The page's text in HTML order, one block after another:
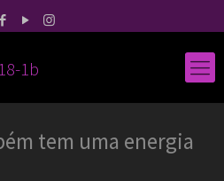
tem uma energia